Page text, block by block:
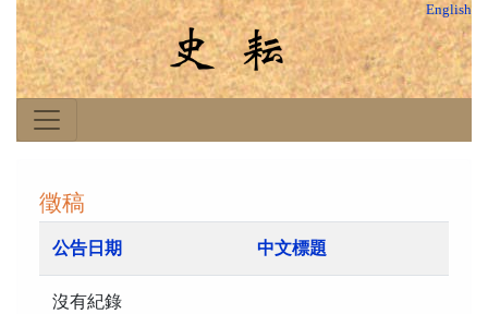
English
徵稿
公告日期 中文標題
沒有紀錄